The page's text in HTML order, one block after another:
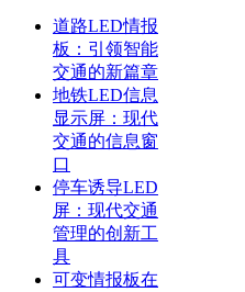
道路LED情报
板：引领智能
交通的新篇章
地铁LED信息
显示屏：现代
交通的信息窗
口
停车诱导LED
屏：现代交通
管理的创新工
具
可变情报板在